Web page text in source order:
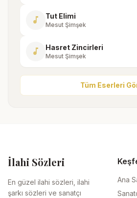
music_note Tut Elimi
Mesut Şimşek
music_note Hasret Zincirleri
Mesut Şimşek
Tüm Eserleri
İlahi Sözleri
En güzel ilahi sözleri, ilahi
şarkı sözleri ve sanatçı
Ana